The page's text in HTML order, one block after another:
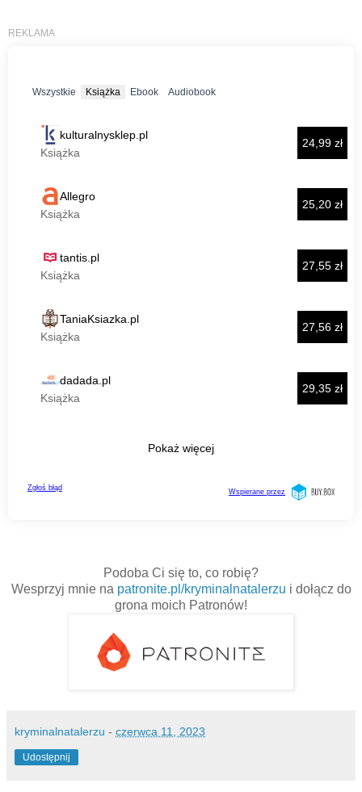
Podoba Ci się to, co robię?
Wesprzyj mnie na patronite.pl/kryminalnatalerzu i dołącz do
grona moich Patronów!
kryminalnatalerzu - czerwca 11, 2023
Udostępnij